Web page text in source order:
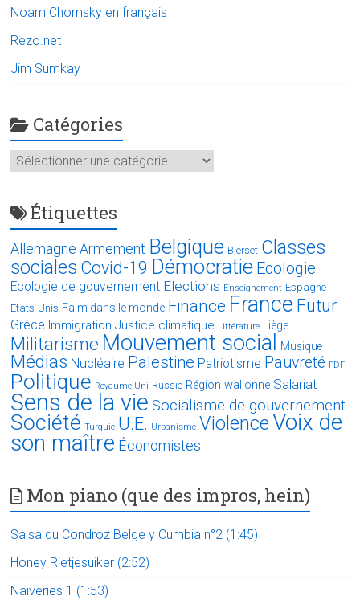
Noam Chomsky en français
Rezo.net
Jim Sumkay
Catégories
Catégories
Étiquettes
Allemagne Armement Belgique Bierset Classes
sociales Covid-19 Démocratie Ecologie
Ecologie de gouvernement Elections Enseignement Espagne
Etats-Unis Faim dans le monde Finance France Futur
Grèce Immigration Justice climatique Littérature Liège
Militarisme Mouvement social Musique
Médias Nucléaire Palestine Patriotisme Pauvreté PDF
Politique Royaume-Uni Russie Région wallonne Salariat
Sens de la vie Socialisme de gouvernement
Société Turquie U.E. Urbanisme ViolenceVoix de
son maître Économistes
Mon piano (que des impros, hein)
Salsa du Condroz Belge y Cumbia n°2 (1:45)
Honey Rietjesuiker (2:52)
Naïveries 1 (1:53)